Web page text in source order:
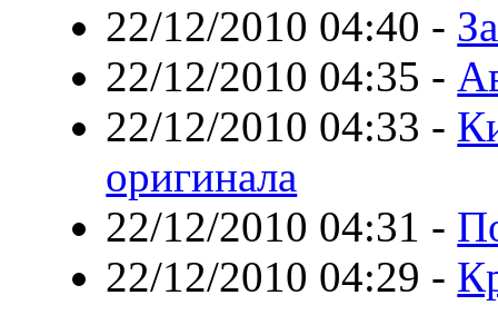
22/12/2010 04:40 -
22/12/2010 04:35 -
22/12/2010 04:33 -
оригинала
22/12/2010 04:31 -
22/12/2010 04:29 -